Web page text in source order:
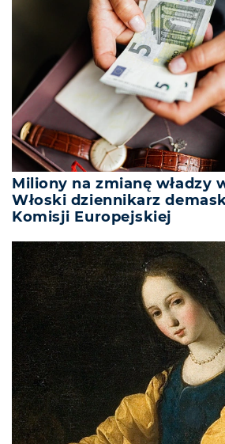
Miliony na zmianę władzy
Włoski dziennikarz
Komisji Europejskiej